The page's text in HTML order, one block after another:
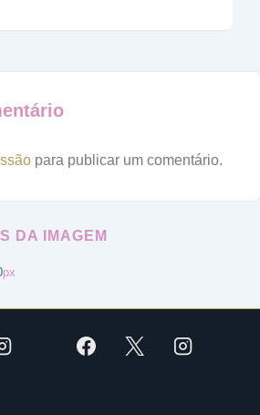
para publicar um comentário.
DA IMAGEM
px